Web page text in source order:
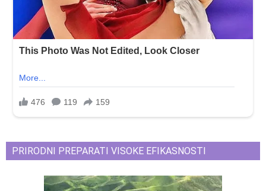
PRIRODNI PREPARATI VISOKE EFIKASNOSTI